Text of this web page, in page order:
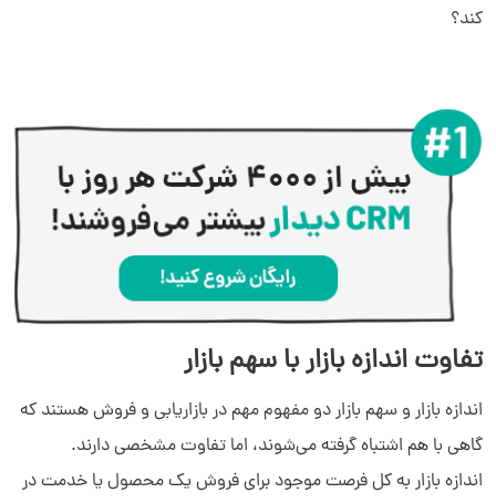
کند؟
تفاوت اندازه بازار با سهم بازار
اندازه بازار و سهم بازار دو مفهوم مهم در بازاریابی و فروش هستند که
گاهی با هم اشتباه گرفته می‌شوند، اما تفاوت مشخصی دارند.
اندازه بازار به کل فرصت موجود برای فروش یک محصول یا خدمت در